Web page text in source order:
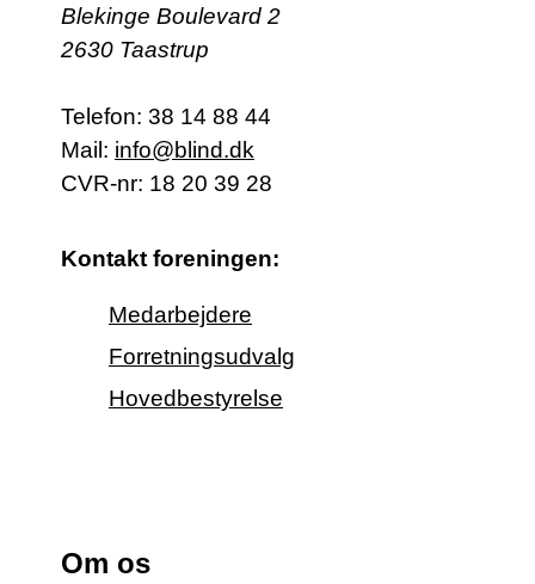
Blekinge Boulevard 2
2630 Taastrup
Telefon: 38 14 88 44
Mail: info@blind.dk
CVR-nr: 18 20 39 28
Kontakt foreningen:
Medarbejdere
Forretningsudvalg
Hovedbestyrelse
Om os